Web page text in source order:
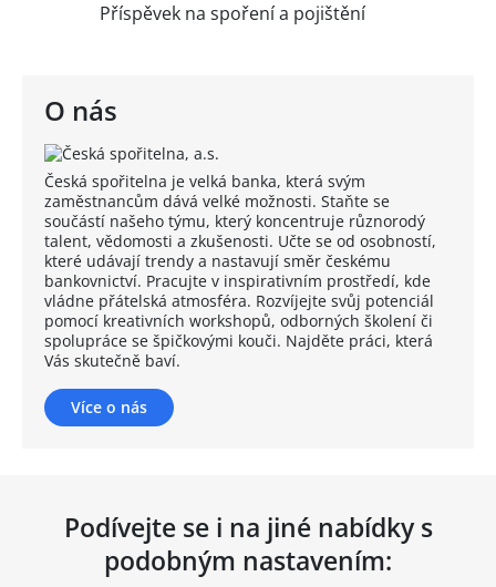
O nás
Česká spořitelna je velká banka, která svým
zaměstnancům dává velké možnosti. Staňte se
součástí našeho týmu, který koncentruje různorodý
talent, vědomosti a zkušenosti. Učte se od osobností,
které udávají trendy a nastavují směr českému
bankovnictví. Pracujte v inspirativním prostředí, kde
vládne přátelská atmosféra. Rozvíjejte svůj potenciál
pomocí kreativních workshopů, odborných školení či
spolupráce se špičkovými kouči. Najděte práci, která
Vás skutečně baví.
Více o nás
Příspěvek na spoření a pojištění
Podívejte se i na jiné nabídky s
podobným nastavením: